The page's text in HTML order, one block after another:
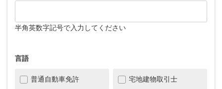
半角英数字記号で入力してください
言語
普通自動車免許 宅地建物取引士